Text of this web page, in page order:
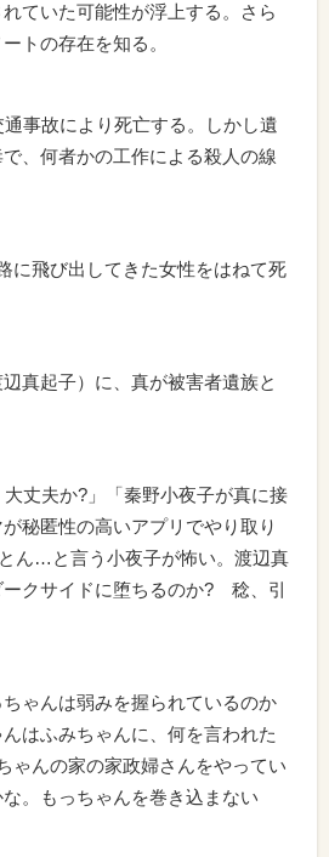
ていた可能性が浮上する。さら
トの存在を知る。
事故により死亡する。しかし遺
、何者かの工作による殺人の線
に飛び出してきた女性をはねて死
真起子）に、真が被害者遺族と
丈夫か?」「秦野小夜子が真に接
秘匿性の高いアプリでやり取り
ん…と言う小夜子が怖い。渡辺真
クサイドに堕ちるのか? 稔、引
ゃんは弱みを握られているのか
はふみちゃんに、何を言われた
ゃんの家の家政婦さんをやってい
。もっちゃんを巻き込まない